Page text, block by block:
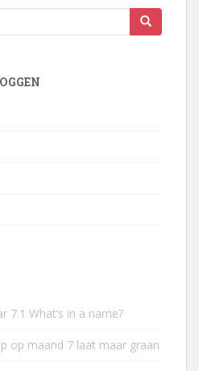
7.1 What’s in a name?
op maand 7 laat maar graan